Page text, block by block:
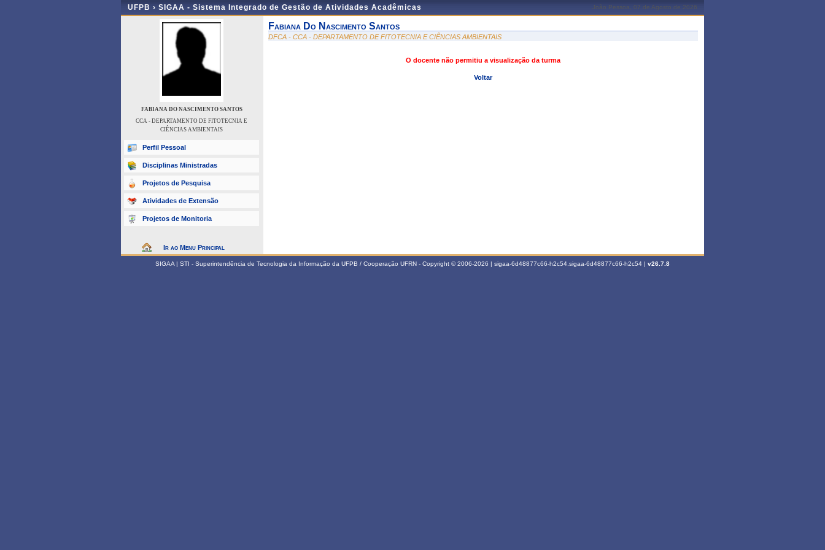
UFPB › SIGAA - Sistema Integrado de Gestão de Atividades Acadêmicas João Pessoa, 07 de Agosto de 2026
FABIANA DO NASCIMENTO SANTOS
CCA - DEPARTAMENTO DE FITOTECNIA E
CIÊNCIAS AMBIENTAIS
Perfil Pessoal
Disciplinas Ministradas
Projetos de Pesquisa
Atividades de Extensão
Projetos de Monitoria
Ir ao Menu Principal
Fabiana Do Nascimento Santos
DFCA - CCA - DEPARTAMENTO DE FITOTECNIA E CIÊNCIAS AMBIENTAIS
O docente não permitiu a visualização da turma
Voltar
SIGAA | STI - Superintendência de Tecnologia da Informação da UFPB / Cooperação UFRN - Copyright © 2006-2026 | sigaa-6d48877c66-h2c54.sigaa-6d48877c66-h2c54 | v26.7.8